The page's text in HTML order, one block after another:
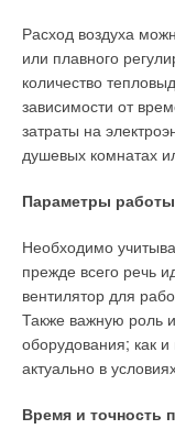
Расход воздуха
или плавного
количество
зависимости от
затраты на
душевых комнатах
Параметры
Необходимо
прежде всего речь
вентилятор для
Также важную роль
оборудования; как
актуально в
Время и точность
фитинги больших
в нашем секторе. И
для применения на
предлагает в этом
программу Prestabo
оцинкованной
Мы предлагаем
оптимально
конкретного
или
это высокая
надежность.
пресс-систем: 110
Комментарии
Добавить
Ваше имя *
Ваш E-mail *